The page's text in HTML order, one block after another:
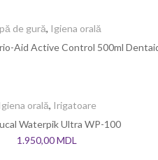
de gură, Igiena orală
Aid Active Control 500ml
Igiena orală, Irigatoare
Waterpik Ultra WP-100
1.950,00MDL